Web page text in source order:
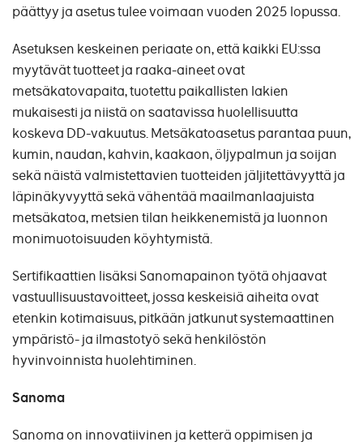
päättyy ja asetus tulee voimaan vuoden 2025 lopussa.
Asetuksen keskeinen periaate on, että kaikki EU:ssa
myytävät tuotteet ja raaka-aineet ovat
metsäkatovapaita, tuotettu paikallisten lakien
mukaisesti ja niistä on saatavissa huolellisuutta
koskeva DD-vakuutus. Metsäkatoasetus parantaa puun,
kumin, naudan, kahvin, kaakaon, öljypalmun ja soijan
sekä näistä valmistettavien tuotteiden jäljitettävyyttä ja
läpinäkyvyyttä sekä vähentää maailmanlaajuista
metsäkatoa, metsien tilan heikkenemistä ja luonnon
monimuotoisuuden köyhtymistä.
Sertifikaattien lisäksi Sanomapainon työtä ohjaavat
vastuullisuustavoitteet, jossa keskeisiä aiheita ovat
etenkin kotimaisuus, pitkään jatkunut systemaattinen
ympäristö- ja ilmastotyö sekä henkilöstön
hyvinvoinnista huolehtiminen.
Sanoma
Sanoma on innovatiivinen ja ketterä oppimisen ja